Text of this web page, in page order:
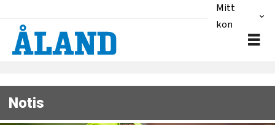
Mitt
konto
Notis